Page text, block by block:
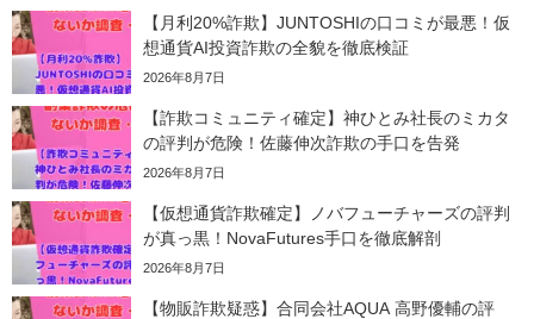
【月利20%詐欺】JUNTOSHIの口コミが最悪！仮
想通貨AI投資詐欺の全貌を徹底検証
2026年8月7日
【詐欺コミュニティ確定】神ひとみ社長のミカタ
の評判が危険！佐藤伸次詐欺の手口を告発
2026年8月7日
【仮想通貨詐欺確定】ノバフューチャーズの評判
が真っ黒！NovaFutures手口を徹底解剖
2026年8月7日
【物販詐欺疑惑】合同会社AQUA 高野優輔の評